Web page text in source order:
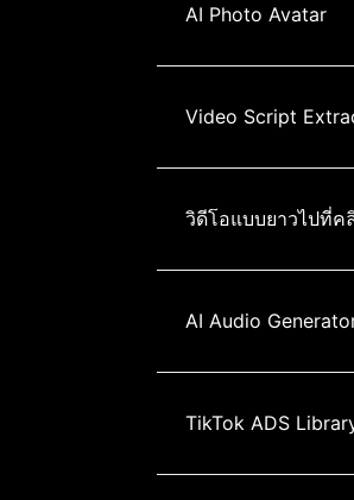
AI Photo Avatar
Video Script
วิดีโอแบบยาวไปที่ค
AI Audio
TikTok ADS